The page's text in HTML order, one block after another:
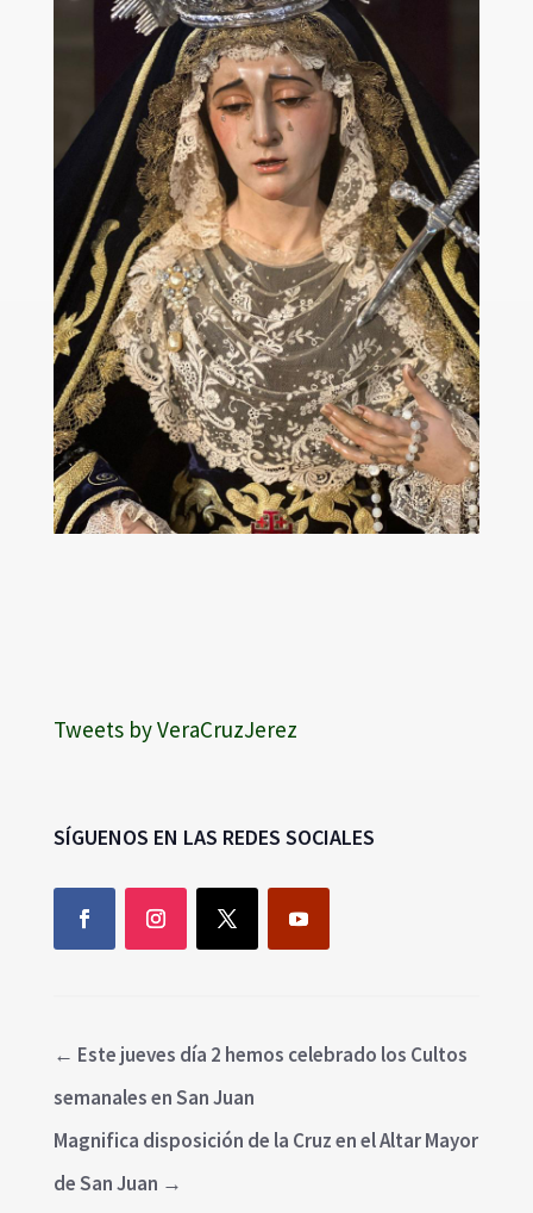
Tweets by VeraCruzJerez
SÍGUENOS EN LAS REDES SOCIALES
← Este jueves día 2 hemos celebrado los Cultos
semanales en San Juan
Magnifica disposición de la Cruz en el Altar Mayor
de San Juan →